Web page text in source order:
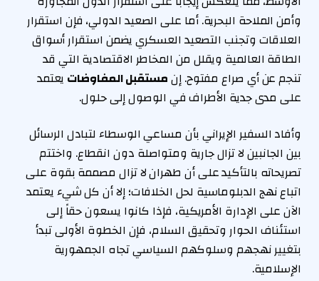
وأمن الملاحة البحرية. أما على الصعيد الدولي، فإن استقرار
العلاقات وتجنب التصعيد العسكري يضمن استقرار أسواق
الطاقة العالمية ويقلل من المخاطر الاقتصادية التي قد
تنجم عن أي صراع مفتوح. إنمستقبل المفاوضات يعتمد
على مدى جدية الأطراف في الوصول إلى حلول.
وأفاد السفير الإيراني بأن مساعي الوسطاء لتبادل الرسائل
بين الجانبين لا تزال جارية ومتواصلة دون انقطاع. واختتم
تصريحاته بالتأكيد على أن طهران لا تزال مصممة بقوة على
اتباع نهج الدبلوماسية لحل الخلافات؛ إلا أن كل شيء يعتمد
الآن على الإدارة الأمريكية، فإذا كانوا يسعون حقاً إلى
استئناف الحوار وتحقيق السلام، فإن الخطوة الأولى تبدأ
بتغيير نهجهم وسلوكهم السياسي تجاه الجمهورية
الإسلامية.